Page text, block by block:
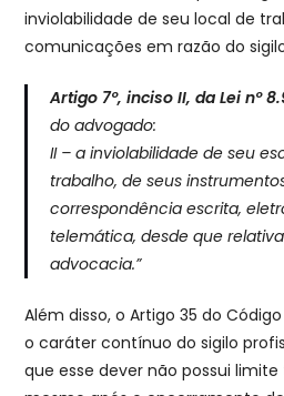
inviolabilidade de seu local de
comunicações em razão do
Artigo 7º, inciso II, da Lei nº
do advogado:
II – a inviolabilidade de seu
trabalho, de seus
correspondência escrita,
telemática, desde que
advocacia.”
Além disso, o Artigo 35 do
o caráter contínuo do sigilo
que esse dever não possui